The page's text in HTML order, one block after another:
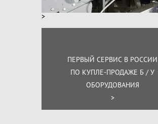
>
ПЕРВЫЙ СЕРВИС В РОССИИ
ПО КУПЛЕ-ПРОДАЖЕ Б / У
ОБОРУДОВАНИЯ
>